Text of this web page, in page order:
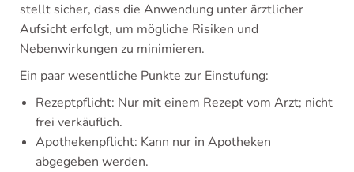
stellt sicher, dass die Anwendung unter ärztlicher
Aufsicht erfolgt, um mögliche Risiken und
Nebenwirkungen zu minimieren.
Ein paar wesentliche Punkte zur Einstufung:
Rezeptpflicht: Nur mit einem Rezept vom Arzt; nicht
frei verkäuflich.
Apothekenpflicht: Kann nur in Apotheken
abgegeben werden.